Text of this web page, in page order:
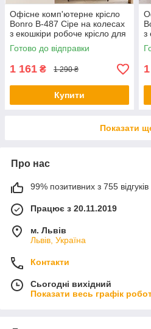
Офісне комп'ютерне крісло
Bonro B-487 Сіре на колесах
з екошкіри робоче крісло для
дому та офісу (до 120 кг)
Готово до відправки
1 161 ₴ 1 290 ₴
Купити
з
Показати
Про нас
99% позитивних з 755 відгуків
Працює з 20.11.2019
м. Львів
Львів, Україна
Контакти
Сьогодні вихідний
Показати весь графік